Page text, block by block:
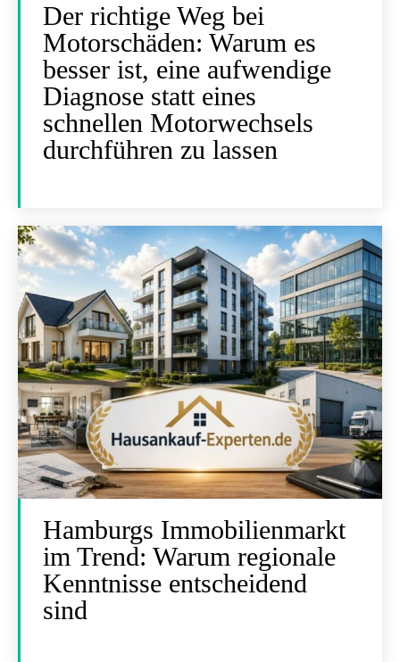
Der richtige Weg bei
Motorschäden: Warum es
besser ist, eine aufwendige
Diagnose statt eines
schnellen Motorwechsels
durchführen zu lassen
Hamburgs Immobilienmarkt
im Trend: Warum regionale
Kenntnisse entscheidend
sind